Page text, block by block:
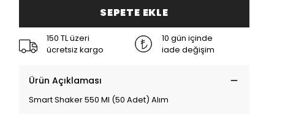
SEPETE EKLE
150 TL üzeri
ücretsiz kargo
10 gün içinde
iade değişim
Ürün Açıklaması
Smart Shaker 550 Ml (50 Adet) Alım